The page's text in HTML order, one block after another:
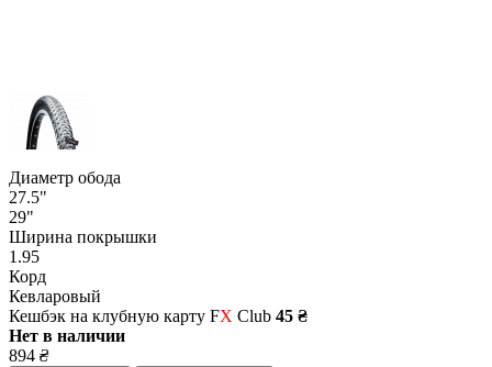
Диаметр обода
27.5"
29"
Ширина покрышки
1.95
Корд
Кевларовый
Кешбэк на клубную карту FX Club 45 ₴
Нет в наличии
894 ₴